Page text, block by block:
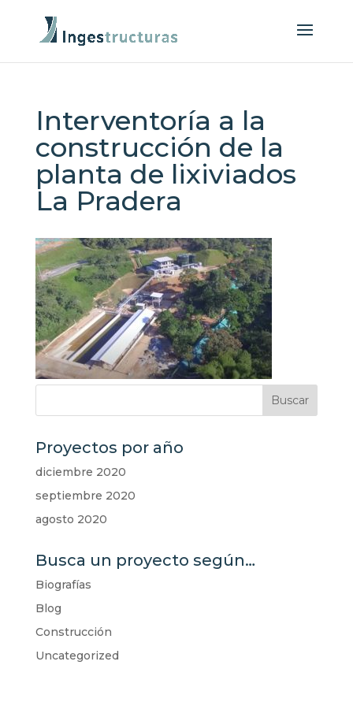
Interventoría a la
construcción de la
planta de lixiviados
La Pradera
Proyectos por año
diciembre 2020
septiembre 2020
agosto 2020
Busca un proyecto según…
Biografías
Blog
Construcción
Uncategorized